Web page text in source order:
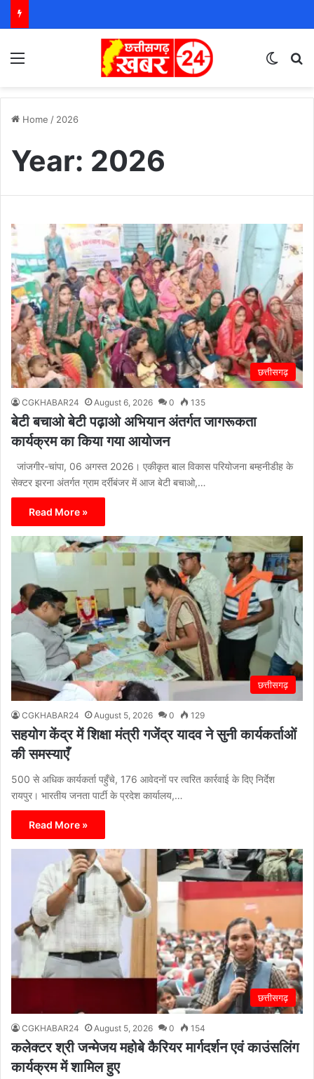
Home / 2026
Year: 2026
छत्तीसगढ़
CGKHABAR24 August 6, 2026 0 135
बेटी बचाओ बेटी पढ़ाओ अभियान अंतर्गत जागरूकता
कार्यक्रम का किया गया आयोजन
जांजगीर-चांपा, 06 अगस्त 2026। एकीकृत बाल विकास परियोजना बम्हनीडीह के
सेक्टर झरना अंतर्गत ग्राम दर्रीबंजर में आज बेटी बचाओ,…
Read More »
छत्तीसगढ़
CGKHABAR24 August 5, 2026 0 129
सहयोग केंद्र में शिक्षा मंत्री गजेंद्र यादव ने सुनी कार्यकर्ताओं
की समस्याएँ
500 से अधिक कार्यकर्ता पहुँचे, 176 आवेदनों पर त्वरित कार्रवाई के दिए निर्देश
रायपुर। भारतीय जनता पार्टी के प्रदेश कार्यालय,…
Read More »
छत्तीसगढ़
CGKHABAR24 August 5, 2026 0 154
कलेक्टर श्री जन्मेजय महोबे कैरियर मार्गदर्शन एवं काउंसलिंग
कार्यक्रम में शामिल हुए